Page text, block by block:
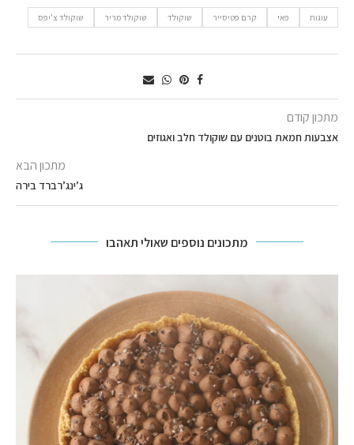
עוגות פאי קרם פטיסייר שוקולד שוקולד מריר שוקולד צ'יפס
מתכון קודם
אצבעות חמאת בוטנים עם שוקולד חלב ואגוזים
מתכון הבא
ג’ינג’רברד בירה
מתכונים נוספים שאולי תאהבו